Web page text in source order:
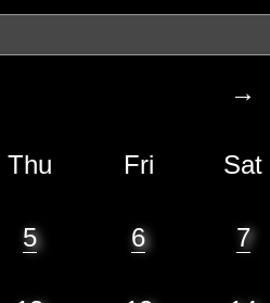
→
Thu Fri Sat
5 6 7